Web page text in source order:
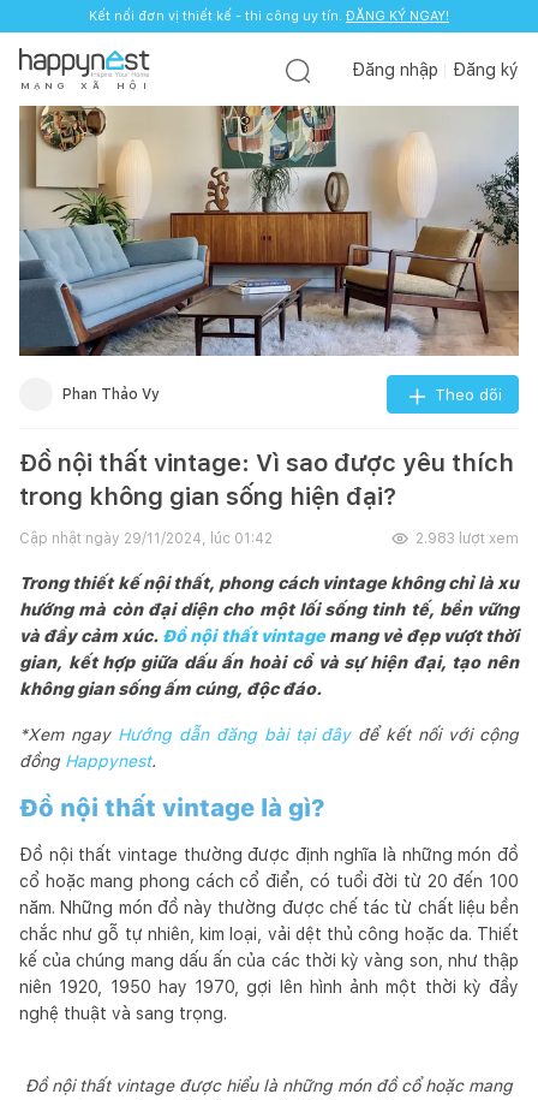
Kết nối đơn vị thiết kế - thi công uy tín. ĐĂNG KÝ NGAY!
M Ạ N G X Ã H Ộ I
Đăng nhập Đăng ký
Phan Thảo Vy Theo dõi
Đồ nội thất vintage: Vì sao được yêu thích
trong không gian sống hiện đại?
Cập nhật ngày 29/11/2024, lúc 01:42 2.983 lượt xem
Trong thiết kế nội thất, phong cách vintage không chỉ là xu
hướng mà còn đại diện cho một lối sống tinh tế, bền vững
và đầy cảm xúc. Đồ nội thất vintagemang vẻ đẹp vượt thời
gian, kết hợp giữa dấu ấn hoài cổ và sự hiện đại, tạo nên
không gian sống ấm cúng, độc đáo.
*Xem ngay Hướng dẫn đăng bài tại đâyđể kết nối với cộng
đồng Happynest.
Đồ nội thất vintage là gì?
Đồ nội thất vintage thường được định nghĩa là những món đồ
cổ hoặc mang phong cách cổ điển, có tuổi đời từ 20 đến 100
năm. Những món đồ này thường được chế tác từ chất liệu bền
chắc như gỗ tự nhiên, kim loại, vải dệt thủ công hoặc da. Thiết
kế của chúng mang dấu ấn của các thời kỳ vàng son, như thập
niên 1920, 1950 hay 1970, gợi lên hình ảnh một thời kỳ đầy
nghệ thuật và sang trọng.
Đồ nội thất vintage được hiểu là những món đồ cổ hoặc mang